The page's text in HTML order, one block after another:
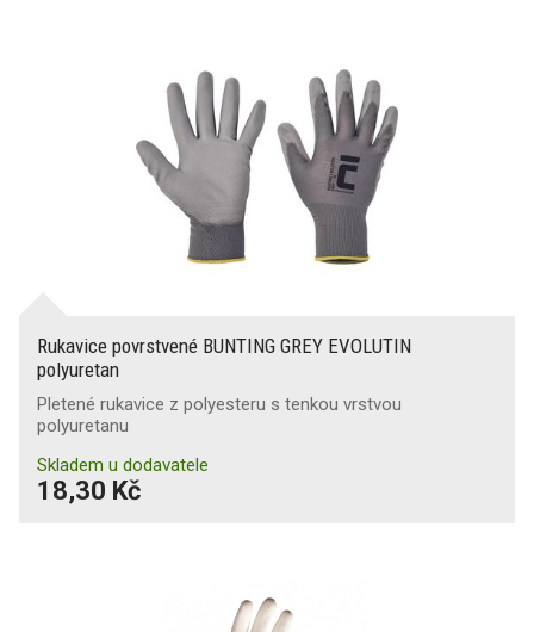
Rukavice povrstvené BUNTING GREY EVOLUTIN
polyuretan
Pletené rukavice z polyesteru s tenkou vrstvou
polyuretanu
Skladem u dodavatele
18,30 Kč